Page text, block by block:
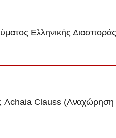
Ελληνικής Διασποράς
Achaia Clauss (Αναχώρηση